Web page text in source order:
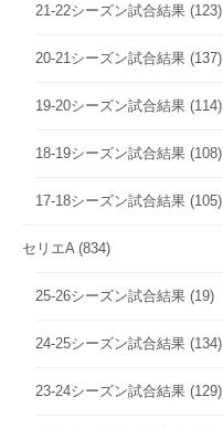
21-22シーズン試合結果 (123)
20-21シーズン試合結果 (137)
19-20シーズン試合結果 (114)
18-19シーズン試合結果 (108)
17-18シーズン試合結果 (105)
セリエA (834)
25-26シーズン試合結果 (19)
24-25シーズン試合結果 (134)
23-24シーズン試合結果 (129)